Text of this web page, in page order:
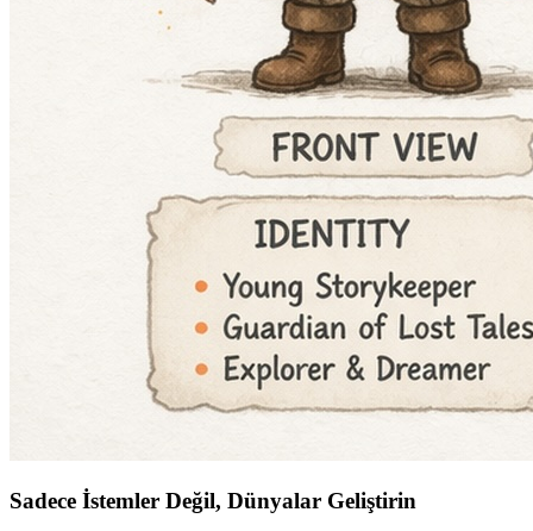
Sadece İstemler Değil, Dünyalar Geliştirin